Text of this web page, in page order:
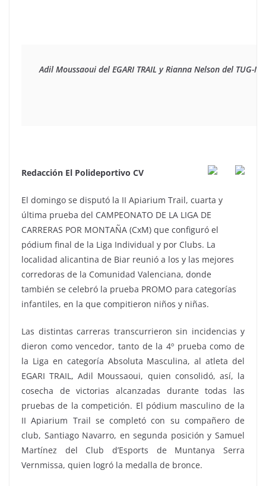
Adil Moussaoui del EGARI TRAIL y Rianna Nelson del
Redacción El Polideportivo CV
El domingo se disputó la II Apiarium Trail, cuarta y
última prueba del CAMPEONATO DE LA LIGA DE
CARRERAS POR MONTAÑA (CxM) que configuró el
pódium final de la Liga Individual y por Clubs. La
localidad alicantina de Biar reunió a los y las mejores
corredoras de la Comunidad Valenciana, donde
también se celebró la prueba PROMO para categorías
infantiles, en la que compitieron niños y niñas.
Las distintas carreras transcurrieron sin incidencias y
dieron como vencedor, tanto de la 4º prueba como de
la Liga en categoría Absoluta Masculina, al atleta del
EGARI TRAIL, Adil Moussaoui, quien consolidó, así, la
cosecha de victorias alcanzadas durante todas las
pruebas de la competición. El pódium masculino de la
II Apiarium Trail se completó con su compañero de
club, Santiago Navarro, en segunda posición y Samuel
Martínez del Club d’Esports de Muntanya Serra
Vernmissa, quien logró la medalla de bronce.